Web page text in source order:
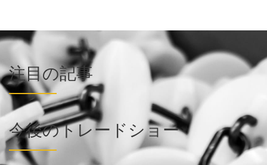
注目の記事
今後のトレードショー